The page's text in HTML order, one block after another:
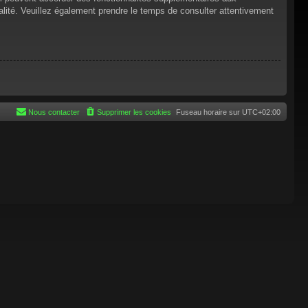
Veuillez également prendre le temps de consulter attentivement
Fuseau horaire sur UTC+02:00
Supprimer les cookies
Nous contacter